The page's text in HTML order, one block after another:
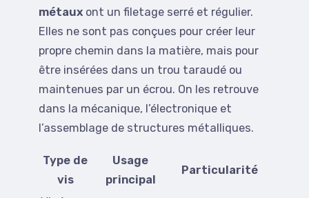
métaux ont un filetage serré et régulier.
Elles ne sont pas conçues pour créer leur
propre chemin dans la matière, mais pour
être insérées dans un trou taraudé ou
maintenues par un écrou. On les retrouve
dans la mécanique, l’électronique et
l’assemblage de structures métalliques.
Type de
vis
Usage
principal
Particularité